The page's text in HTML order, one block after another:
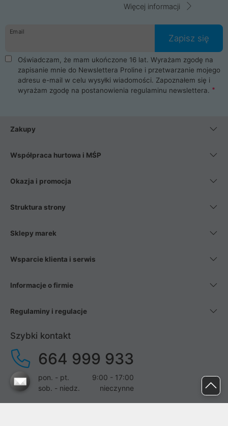
Więcej informacji
Email
Zapisz się
Oświadczam, że mam ukończone 16 lat. Wyrażam zgodę na
zapisanie mnie do Newslettera Proline i przetwarzanie mojego
adresu e-mail w celu wysyłki wiadomości. Zapoznałem się i
wyrażam zgodę na postanowienia regulaminu newslettera.
Zakupy
Współpraca hurtowa i MŚP
Okazja i promocja
Struktura strony
Sklepy marek
Wsparcie klienta i serwis
Informacje o firmie
Regulaminy i regulacje
Szybki kontakt
664 999 933
pon. - pt.
9:00 - 17:00
sob. - niedz.
nieczynne